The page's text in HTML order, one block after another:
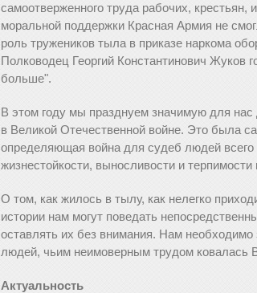
самоотверженного труда рабочих, крестьян,
моральной поддержки Красная Армия не
роль тружеников тыла в приказе наркома
Полководец Георгий Константинович Жуков
больше".
В этом году мы празднуем значимую для
в Великой Отечественной войне. Это была
определяющая война для судеб людей
жизнестойкости, выносливости и терпимости
О том, как жилось в тылу, как нелегко
истории нам могут поведать
оставлять их без внимания. Нам необходимо
людей, чьим неимоверным трудом ковалась
Актуальность